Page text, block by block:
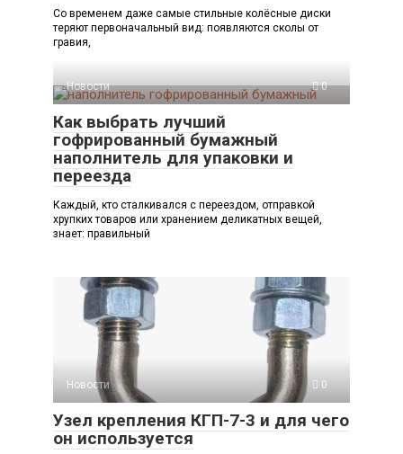
Со временем даже самые стильные колёсные диски
теряют первоначальный вид: появляются сколы от
гравия,
Новости 0
Как выбрать лучший
гофрированный бумажный
наполнитель для упаковки и
переезда
Каждый, кто сталкивался с переездом, отправкой
хрупких товаров или хранением деликатных вещей,
знает: правильный
Новости 0
Узел крепления КГП-7-3 и для чего
он используется